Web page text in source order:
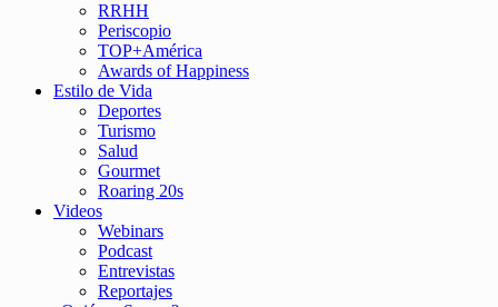
RRHH
Periscopio
TOP+América
Awards of Happiness
Estilo de Vida
Deportes
Turismo
Salud
Gourmet
Roaring 20s
Videos
Webinars
Podcast
Entrevistas
Reportajes